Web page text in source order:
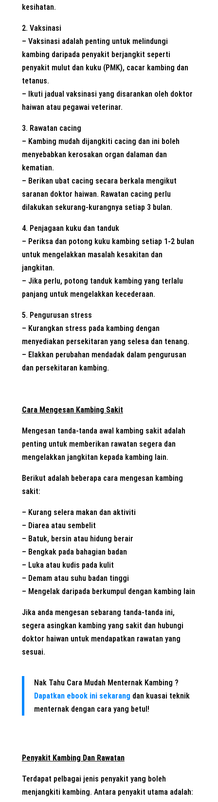
kesihatan.
2. Vaksinasi
– Vaksinasi adalah penting untuk melindungi
kambing daripada penyakit berjangkit seperti
penyakit mulut dan kuku (PMK), cacar kambing dan
tetanus.
– Ikuti jadual vaksinasi yang disarankan oleh doktor
haiwan atau pegawai veterinar.
3. Rawatan cacing
– Kambing mudah dijangkiti cacing dan ini boleh
menyebabkan kerosakan organ dalaman dan
kematian.
– Berikan ubat cacing secara berkala mengikut
saranan doktor haiwan. Rawatan cacing perlu
dilakukan sekurang-kurangnya setiap 3 bulan.
4. Penjagaan kuku dan tanduk
– Periksa dan potong kuku kambing setiap 1-2 bulan
untuk mengelakkan masalah kesakitan dan
jangkitan.
– Jika perlu, potong tanduk kambing yang terlalu
panjang untuk mengelakkan kecederaan.
5. Pengurusan stress
– Kurangkan stress pada kambing dengan
menyediakan persekitaran yang selesa dan tenang.
– Elakkan perubahan mendadak dalam pengurusan
dan persekitaran kambing.
Cara Mengesan Kambing Sakit
Mengesan tanda-tanda awal kambing sakit adalah
penting untuk memberikan rawatan segera dan
mengelakkan jangkitan kepada kambing lain.
Berikut adalah beberapa cara mengesan kambing
sakit:
– Kurang selera makan dan aktiviti
– Diarea atau sembelit
– Batuk, bersin atau hidung berair
– Bengkak pada bahagian badan
– Luka atau kudis pada kulit
– Demam atau suhu badan tinggi
– Mengelak daripada berkumpul dengan kambing lain
Jika anda mengesan sebarang tanda-tanda ini,
segera asingkan kambing yang sakit dan hubungi
doktor haiwan untuk mendapatkan rawatan yang
sesuai.
Nak Tahu Cara Mudah Menternak Kambing ?
Dapatkan ebook ini sekarang dan kuasai teknik
menternak dengan cara yang betul!
Penyakit Kambing Dan Rawatan
Terdapat pelbagai jenis penyakit yang boleh
menjangkiti kambing. Antara penyakit utama adalah: